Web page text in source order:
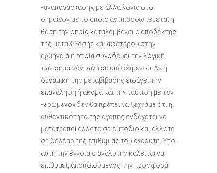
«αναπαράσταση», με άλλα λόγια στο
σημαίνον με το οποίο αντιπροσωπεύεται η
θέση την οποία καταλαμβάνει ο αποδέκτης
της μεταβίβασης και αφετέρου στην
ερμηνεία η οποία συνοδεύει την λογική
των σημαινόντων του υποκειμένου. Αν η
δυναμική της μεταβίβασης εισάγει την
επανάληψη ή ακόμα και την ταύτιση με τον
«ερώμενο» δεν θα πρέπει να ξεχνάμε ότι η
αυθεντικότητα της αγάπης ενδέχεται να
μετατραπεί άλλοτε σε εμπόδιο και άλλοτε
σε δέλεαρ της επιθυμίας του αναλυτή. Υπό
αυτή την έννοια ο αναλυτής καλείται να
επιθυμεί, αποποιούμενος την προσφορά